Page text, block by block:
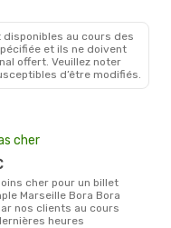
au cours des
et ils ne doivent
offert. Veuillez noter
d’être modifiés.
cher
Marseille Bora Bora
nos clients au cours
heures